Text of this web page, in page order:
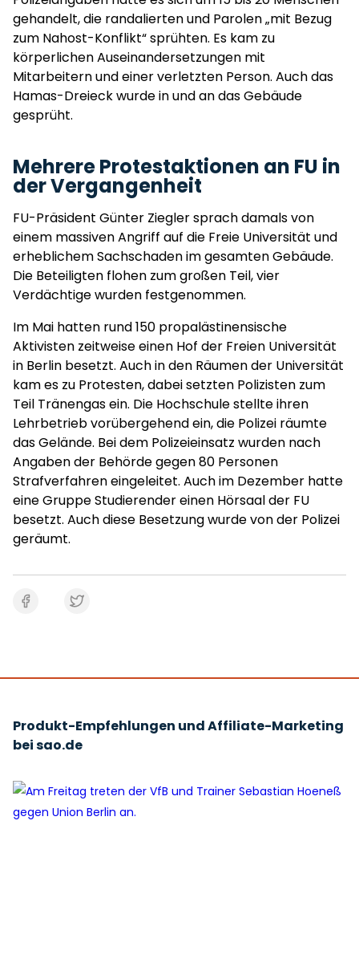
gehandelt, die randalierten und Parolen „mit Bezug
zum Nahost-Konflikt“ sprühten. Es kam zu
körperlichen Auseinandersetzungen mit
Mitarbeitern und einer verletzten Person. Auch das
Hamas-Dreieck wurde in und an das Gebäude
gesprüht.
Mehrere Protestaktionen an FU in
der Vergangenheit
FU-Präsident Günter Ziegler sprach damals von
einem massiven Angriff auf die Freie Universität und
erheblichem Sachschaden im gesamten Gebäude.
Die Beteiligten flohen zum großen Teil, vier
Verdächtige wurden festgenommen.
Im Mai hatten rund 150 propalästinensische
Aktivisten zeitweise einen Hof der Freien Universität
in Berlin besetzt. Auch in den Räumen der Universität
kam es zu Protesten, dabei setzten Polizisten zum
Teil Tränengas ein. Die Hochschule stellte ihren
Lehrbetrieb vorübergehend ein, die Polizei räumte
das Gelände. Bei dem Polizeieinsatz wurden nach
Angaben der Behörde gegen 80 Personen
Strafverfahren eingeleitet. Auch im Dezember hatte
eine Gruppe Studierender einen Hörsaal der FU
besetzt. Auch diese Besetzung wurde von der Polizei
geräumt.
Produkt-Empfehlungen und Affiliate-Marketing
bei sao.de